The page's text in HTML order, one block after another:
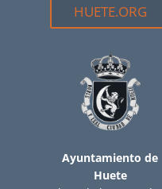
HUETE.ORG
Ayuntamiento de
Huete